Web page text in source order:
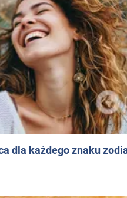
dla każdego znaku